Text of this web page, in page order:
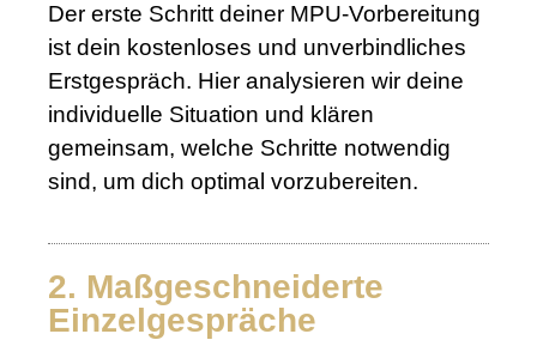
Der erste Schritt deiner MPU-Vorbereitung
ist dein kostenloses und unverbindliches
Erstgespräch. Hier analysieren wir deine
individuelle Situation und klären
gemeinsam, welche Schritte notwendig
sind, um dich optimal vorzubereiten.
2. Maßgeschneiderte
Einzelgespräche